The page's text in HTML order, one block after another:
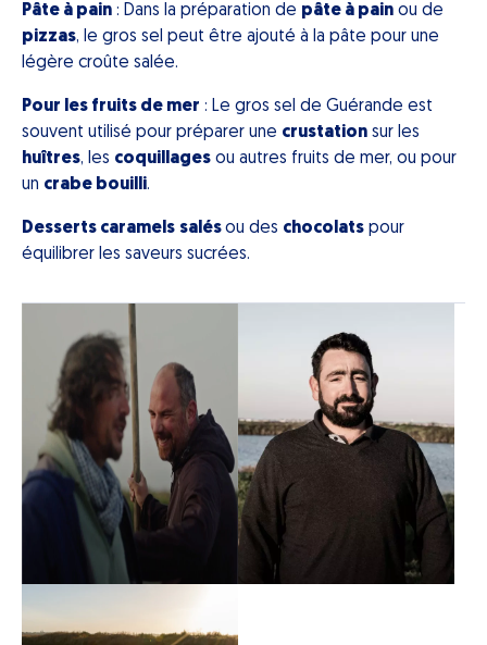
Pâte à pain : Dans la préparation de pâte à pain ou de
pizzas, le gros sel peut être ajouté à la pâte pour une
légère croûte salée.
Pour les fruits de mer : Le gros sel de Guérande est
souvent utilisé pour préparer une crustation sur les
huîtres, les coquillages ou autres fruits de mer, ou pour
un crabe bouilli.
Desserts caramels salésou des chocolats pour
équilibrer les saveurs sucrées.